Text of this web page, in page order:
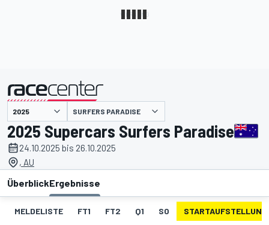
SURFERS PARADISE
2025 Supercars Surfers Paradise
24.10.2025 bis 26.10.2025
, AU
ÜberblickErgebnisse
MELDELISTE FT1 FT2 Q1 SO STARTAUFSTELLUNG